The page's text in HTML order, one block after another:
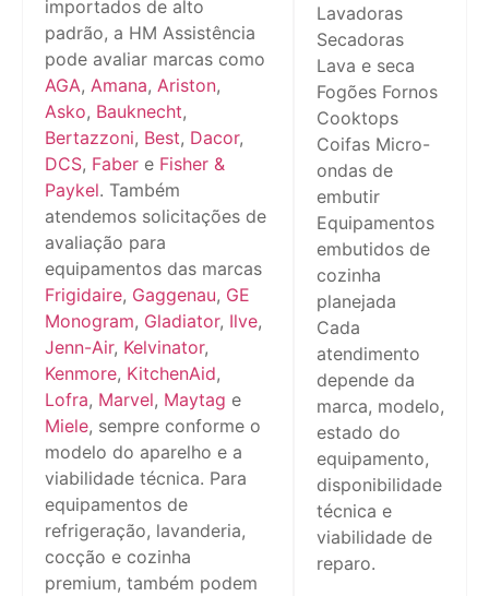
importados de alto
padrão, a HM Assistência
pode avaliar marcas como
AGA, Amana, Ariston,
Asko, Bauknecht,
Bertazzoni, Best, Dacor,
DCS, Faber e Fisher &
Paykel. Também
atendemos solicitações de
avaliação para
equipamentos das marcas
Frigidaire, Gaggenau, GE
Monogram, Gladiator, Ilve,
Jenn-Air, Kelvinator,
Kenmore, KitchenAid,
Lofra, Marvel, Maytag e
Miele, sempre conforme o
modelo do aparelho e a
viabilidade técnica. Para
equipamentos de
refrigeração, lavanderia,
cocção e cozinha
premium, também podem
Lavadoras
Secadoras
Lava e seca
Fogões Fornos
Cooktops
Coifas Micro-
ondas de
embutir
Equipamentos
embutidos de
cozinha
planejada
Cada
atendimento
depende da
marca, modelo,
estado do
equipamento,
disponibilidade
técnica e
viabilidade de
reparo.